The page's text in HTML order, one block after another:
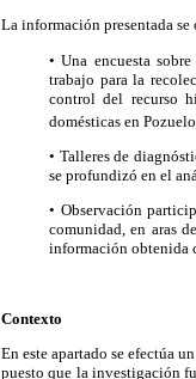
La información presentada
• Una encuesta
trabajo para la
control del recurso
domésticas en
• Talleres de
se profundizó en el
• Observación
comunidad, en aras
información obtenida
Contexto
En este apartado se efectúa
puesto que la investigación